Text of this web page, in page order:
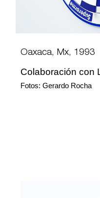
Oaxaca, Mx, 1993
Colaboración con
Fotos: Gerardo Rocha